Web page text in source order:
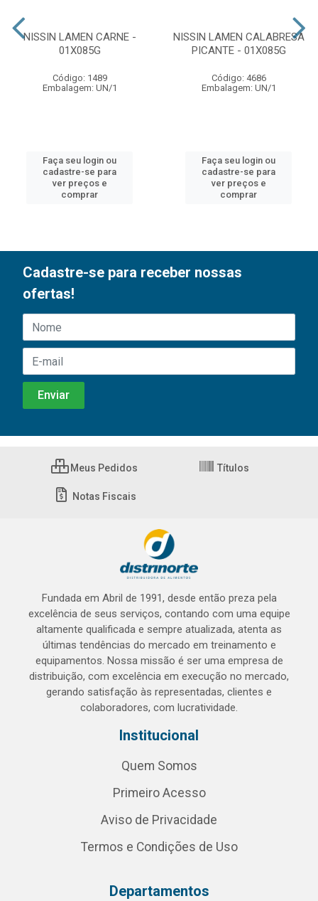
NISSIN LAMEN CARNE -
01X085G
Código: 1489
Embalagem: UN/1
Faça seu login ou
cadastre-se para
ver preços e
comprar
NISSIN LAMEN CALABRESA
PICANTE - 01X085G
Código: 4686
Embalagem: UN/1
Faça seu login ou
cadastre-se para
ver preços e
comprar
Cadastre-se para receber nossas
ofertas!
Meus Pedidos Títulos
Notas Fiscais
Fundada em Abril de 1991, desde então preza pela
excelência de seus serviços, contando com uma equipe
altamente qualificada e sempre atualizada, atenta as
últimas tendências do mercado em treinamento e
equipamentos. Nossa missão é ser uma empresa de
distribuição, com excelência em execução no mercado,
gerando satisfação às representadas, clientes e
colaboradores, com lucratividade.
Institucional
Quem Somos
Primeiro Acesso
Aviso de Privacidade
Termos e Condições de Uso
Departamentos